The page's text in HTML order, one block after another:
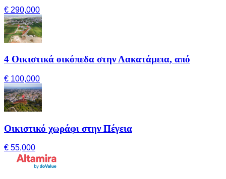
€ 290,000
4 Οικιστικά οικόπεδα στην Λακατάμεια, από
€ 100,000
Οικιστικό χωράφι στην Πέγεια
€ 55,000